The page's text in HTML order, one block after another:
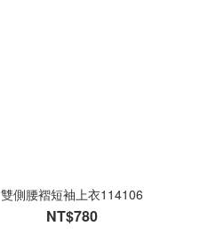
雙側腰褶短袖上衣114106
NT$780